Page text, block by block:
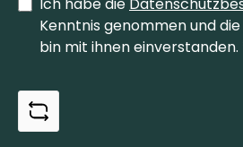
Kenntnis genommen und die
bin mit ihnen einverstanden.